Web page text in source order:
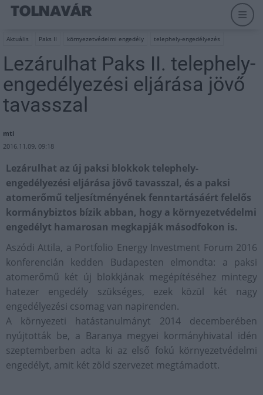
Aktuális Paks II környezetvédelmi engedély telephely-engedélyezés
Lezárulhat Paks II. telephely-
engedélyezési eljárása jövő
tavasszal
mti
2016.11.09. 09:18
Lezárulhat az új paksi blokkok telephely-
engedélyezési eljárása jövő tavasszal, és a paksi
atomerőmű teljesítményének fenntartásáért felelős
kormánybiztos bízik abban, hogy a környezetvédelmi
engedélyt hamarosan megkapják másodfokon is.
Aszódi Attila, a Portfolio Energy Investment Forum 2016
konferencián kedden Budapesten elmondta: a paksi
atomerőmű két új blokkjának megépítéséhez mintegy
hatezer engedély szükséges, ezek közül két nagy
engedélyezési csomag van napirenden.
A környezeti hatástanulmányt 2014 decemberében
nyújtották be, a Baranya megyei kormányhivatal idén
szeptemberben adta ki az első fokú környezetvédelmi
engedélyt, amit két zöld szervezet megtámadott.